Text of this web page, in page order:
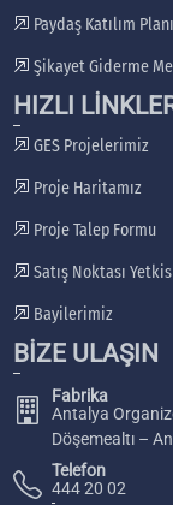
Paydaş Katılım Planı
Şikayet Giderme
HIZLI
GES Projelerimiz
Proje Haritamız
Proje Talep Formu
Satış Noktası
Bayilerimiz
BİZE ULAŞIN
Fabrika
Antalya
Döşemealtı –
Telefon
444 20 02